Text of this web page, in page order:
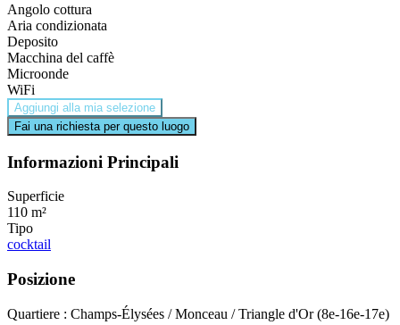
Angolo cottura
Aria condizionata
Deposito
Macchina del caffè
Microonde
WiFi
Aggiungi alla mia selezione
Fai una richiesta per questo luogo
Informazioni Principali
Superficie
110 m²
Tipo
cocktail
Posizione
Quartiere : Champs-Élysées / Monceau / Triangle d'Or (8e-16e-17e)